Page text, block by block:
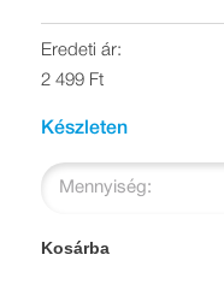
Eredeti ár:
2 499 Ft
Készleten
Mennyiség:
Kosárba